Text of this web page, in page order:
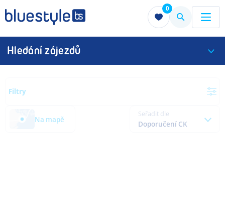
0
Menu Menu
Hledání zájezdů
Filtry
Na mapě
Seřadit dle
Doporučení CK